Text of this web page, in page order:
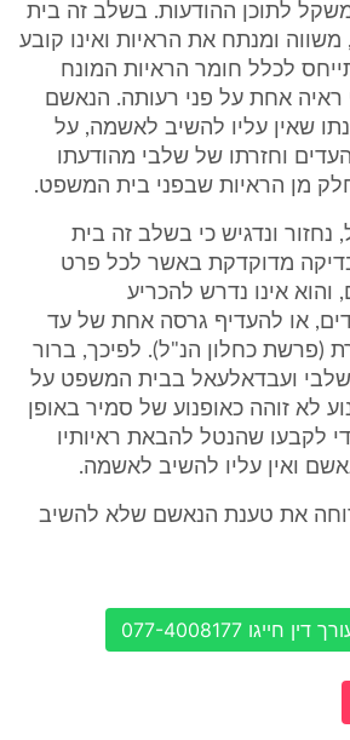
לתוכן ההודעות. בשלב זה בית
ומנתח את הראיות ואינו קובע
לכלל חומר הראיות המונח
ראיה אחת על פני רעותה. הנאשם
שאין עליו להשיב לאשמה, על
וחזרתו של שלבי מהודעתו
מן הראיות שבפני בית המשפט.
נחזור ונדגיש כי בשלב זה בית
מדוקדקת באשר לכל פרט
אינו נדרש להכריע
או להעדיף גרסה אחת של עד
(פרשת כחלון הנ"ל). לפיכך, ברור
ועבדאלעאל בבית המשפט על
לא זוהה כאופנוע של סמיר באופן
לקבעו שהנטל להבאת ראיותיו
ואין עליו להשיב לאשמה.
את טענת הנאשם שלא להשיב
077-4008177